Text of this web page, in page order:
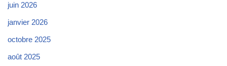
juin 2026
janvier 2026
octobre 2025
août 2025